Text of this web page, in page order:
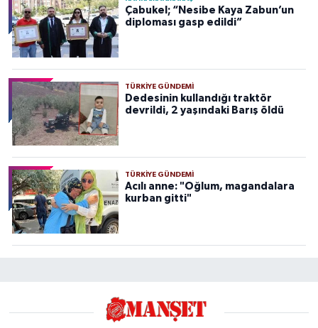
Çabukel; “Nesibe Kaya Zabun’un
diploması gasp edildi”
TÜRKIYE GÜNDEMI
Dedesinin kullandığı traktör
devrildi, 2 yaşındaki Barış öldü
TÜRKIYE GÜNDEMI
Acılı anne: "Oğlum, magandalara
kurban gitti"